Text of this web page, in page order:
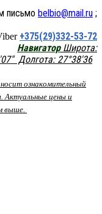
belbio@mail.ru ;
+375(29)332-53-72
НавигаторШирота:
Долгота: 27°38'36
ознакомительный
Актуальные цены и
выше.